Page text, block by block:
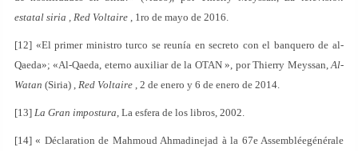
estatal siria , Red Voltaire , 1ro de mayo de 2016.
[12] «El primer ministro turco se reunía en secreto con el banquero de al-
Qaeda»; «Al-Qaeda, eterno auxiliar de la OTAN », por Thierry Meyssan,Al-
Watan (Siria) , Red Voltaire , 2 de enero y 6 de enero de 2014.
[13] La Gran impostura, La esfera de los libros, 2002.
[14] « Déclaration de Mahmoud Ahmadinejad à la 67e Assembléegénérale